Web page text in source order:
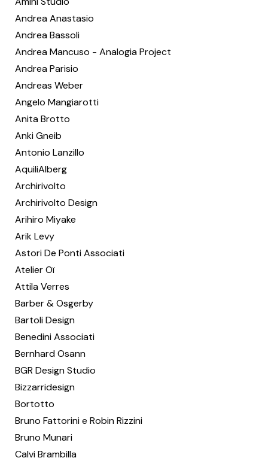
Andrea Anastasio
Andrea Bassoli
Andrea Mancuso - Analogia Project
Andrea Parisio
Andreas Weber
Angelo Mangiarotti
Anita Brotto
Anki Gneib
Antonio Lanzillo
AquiliAlberg
Archirivolto
Archirivolto Design
Arihiro Miyake
Arik Levy
Astori De Ponti Associati
Atelier Oï
Attila Verres
Barber & Osgerby
Bartoli Design
Benedini Associati
Bernhard Osann
BGR Design Studio
Bizzarridesign
Bortotto
Bruno Fattorini e Robin Rizzini
Bruno Munari
Calvi Brambilla